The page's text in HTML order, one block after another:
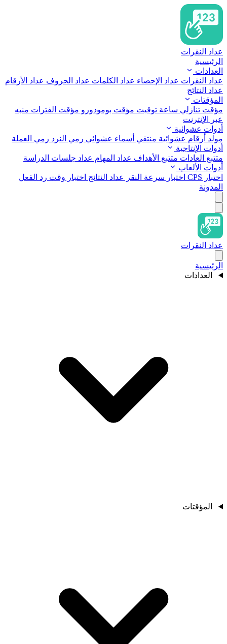
عداد النقرات
الرئيسية
العدادات
عداد النقرات عداد الإحصاء عداد الكلمات عداد الحروف عداد الأرقام
عداد النتائج
المؤقتات
مؤقت تنازلي ساعة توقيت مؤقت بومودورو مؤقت الفترات منبه
عبر الإنترنت
أدوات عشوائية
مولد أرقام عشوائية منتقي أسماء عشوائي رمي النرد رمي العملة
أدوات الإنتاجية
متتبع العادات متتبع الأهداف عداد المهام عداد جلسات الدراسة
أدوات الألعاب
اختبار CPS
اختبار سرعة النقر عداد النتائج اختبار وقت رد الفعل
المدونة
عداد النقرات
الرئيسية
العدادات
المؤقتات